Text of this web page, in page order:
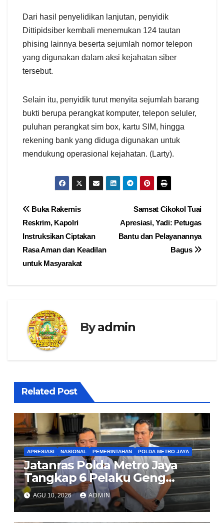
Dari hasil penyelidikan lanjutan, penyidik
Dittipidsiber kembali menemukan 124 tautan
phising lainnya beserta sejumlah nomor telepon
yang digunakan dalam aksi kejahatan siber
tersebut.
Selain itu, penyidik turut menyita sejumlah barang
bukti berupa perangkat komputer, telepon seluler,
puluhan perangkat sim box, kartu SIM, hingga
rekening bank yang diduga digunakan untuk
mendukung operasional kejahatan. (Larty).
Navigasi
pos
Samsat Cikokol Tuai
Apresiasi, Yadi: Petugas
Bantu dan Pelayanannya
Bagus
Buka Rakernis
Reskrim, Kapolri
Instruksikan Ciptakan
Rasa Aman dan Keadilan
untuk Masyarakat
Byadmin
Related Post
APRESIASI NASIONAL PEMERINTAHAN POLDA METRO JAYA
Jatanras Polda Metro Jaya
Tangkap 6 Pelaku Geng
Pembuntit Nasabah Bank,
Gasak Uang Rp30 Juta
AGU 10, 2026 ADMIN